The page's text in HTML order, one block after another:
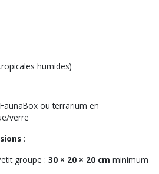
humides)
ou terrarium en
verre
:
groupe : 30 × 20 × 20 cm minimum